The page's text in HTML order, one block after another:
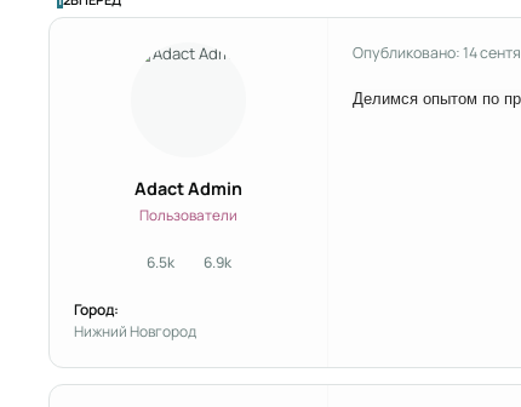
Adact Admin
Пользователи
6.5k
сообщения
6.9k
Репутация
Город:
Нижний Новгород
Опубликовано:14
Делимся опытом по